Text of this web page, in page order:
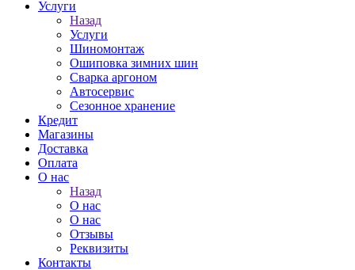
Услуги
Назад
Услуги
Шиномонтаж
Ошиповка зимних шин
Сварка аргоном
Автосервис
Сезонное хранение
Кредит
Магазины
Доставка
Оплата
О нас
Назад
О нас
О нас
Отзывы
Реквизиты
Контакты